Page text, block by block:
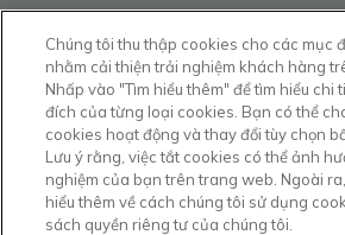
Chúng tôi thu thập cookies cho các mục
nhằm cải thiện trải nghiệm khách hàng
Nhấp vào "Tìm hiểu thêm" để tìm hiểu chi
đích của từng loại cookies. Bạn có thể
cookies hoạt động và thay đổi tùy chọn
Lưu ý rằng, việc tắt cookies có thể ảnh
nghiệm của bạn trên trang web. Ngoài
hiểu thêm về cách chúng tôi sử dụng
sách quyền riêng tư của chúng tôi.